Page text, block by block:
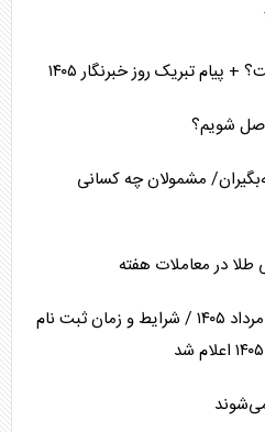
شویم؟
مشمولان چه کسانی
جدیدترین پیش فروش سایپا مرداد ۱۴۰۵ / شرایط و زمان ثبت نام